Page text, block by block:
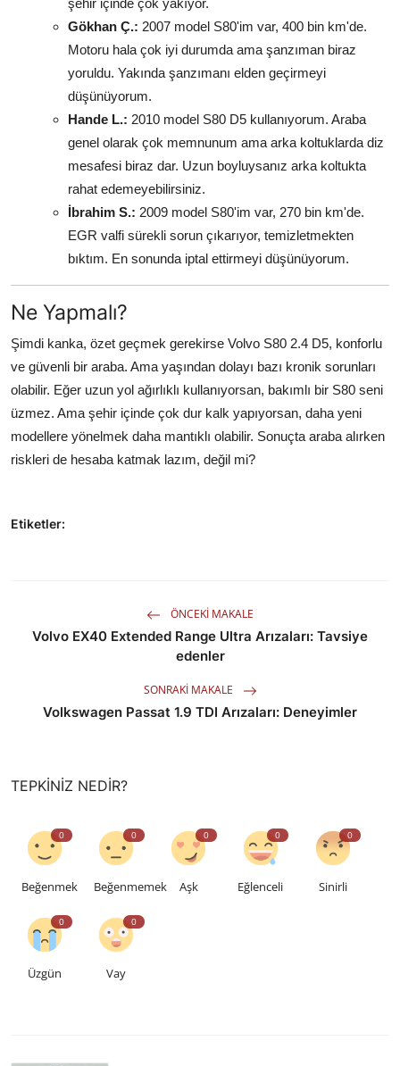
Gökhan Ç.: 2007 model S80'im var, 400 bin km'de.
Motoru hala çok iyi durumda ama şanzıman biraz
yoruldu. Yakında şanzımanı elden geçirmeyi
düşünüyorum.
Hande L.: 2010 model S80 D5 kullanıyorum. Araba
genel olarak çok memnunum ama arka koltuklarda diz
mesafesi biraz dar. Uzun boyluysanız arka koltukta
rahat edemeyebilirsiniz.
İbrahim S.: 2009 model S80'im var, 270 bin km'de.
EGR valfi sürekli sorun çıkarıyor, temizletmekten
bıktım. En sonunda iptal ettirmeyi düşünüyorum.
Ne Yapmalı?
Şimdi kanka, özet geçmek gerekirse Volvo S80 2.4 D5, konforlu
ve güvenli bir araba. Ama yaşından dolayı bazı kronik sorunları
olabilir. Eğer uzun yol ağırlıklı kullanıyorsan, bakımlı bir S80 seni
üzmez. Ama şehir içinde çok dur kalk yapıyorsan, daha yeni
modellere yönelmek daha mantıklı olabilir. Sonuçta araba alırken
riskleri de hesaba katmak lazım, değil mi?
Etiketler:
ÖNCEKI MAKALE
Volvo EX40 Extended Range Ultra Arızaları: Tavsiye
edenler
SONRAKI MAKALE
Volkswagen Passat 1.9 TDI Arızaları: Deneyimler
TEPKINIZ NEDIR?
0
Beğenmek
0
Beğenmemek
0
Aşk
0
Eğlenceli
0
Sinirli
0
Üzgün
0
Vay